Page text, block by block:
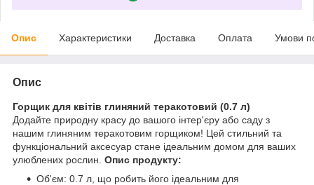
Опис Характеристики Доставка Оплата Умови
Опис
Горщик для квітів глиняний теракотовий (0.7 л)
Додайте природну красу до вашого інтер'єру або саду з
нашим глиняним теракотовим горщиком! Цей стильний та
функціональний аксесуар стане ідеальним домом для ваших
улюблених рослин. Опис продукту:
Об'єм: 0.7 л, що робить його ідеальним для